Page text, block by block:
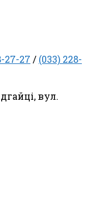
27-27 / (033) 228-
вул.